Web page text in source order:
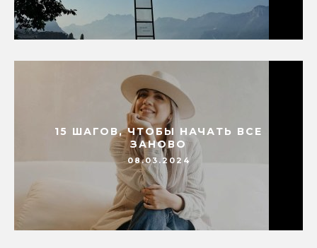
15 ШАГОВ, ЧТОБЫ НАЧАТЬ ВСЕ
ЗАНОВО
08.03.2024